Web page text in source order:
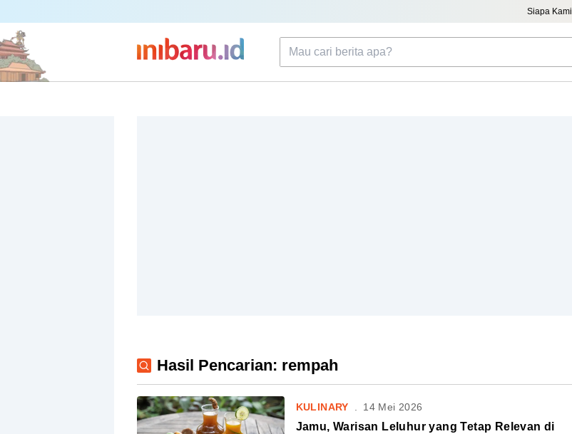
Siapa Kami
Hasil Pencarian: rempah
KULINARY 14 Mei 2026
Jamu, Warisan Leluhur yang Tetap Relevan di